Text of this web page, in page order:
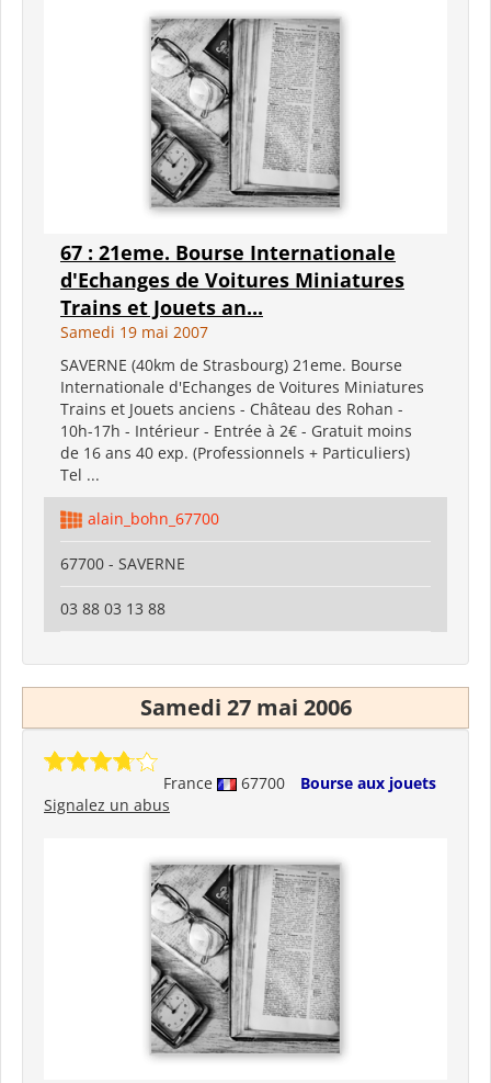
67 : 21eme. Bourse Internationale
d'Echanges de Voitures Miniatures
Trains et Jouets an...
Samedi 19 mai 2007
SAVERNE (40km de Strasbourg) 21eme. Bourse
Internationale d'Echanges de Voitures Miniatures
Trains et Jouets anciens - Château des Rohan -
10h-17h - Intérieur - Entrée à 2€ - Gratuit moins
de 16 ans 40 exp. (Professionnels + Particuliers)
Tel ...
alain_bohn_67700
67700 - SAVERNE
03 88 03 13 88
Samedi 27 mai 2006
France 67700
Bourse aux jouets
Signalez un abus